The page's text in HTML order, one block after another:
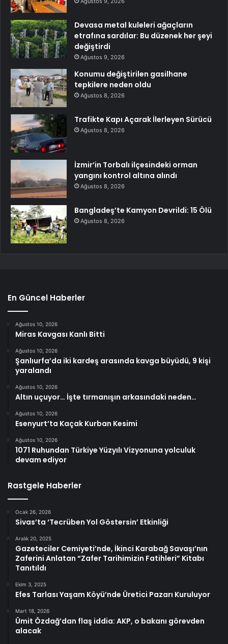
Devasa metal kuleleri ağaçların
etrafına sardılar: Bu düzenek her şeyi
değiştirdi
Ağustos 9, 2026
Konumu değiştirilen gasilhane
tepkilere neden oldu
Ağustos 8, 2026
Trafikte Kapı Açarak İlerleyen Sürücü
Ağustos 8, 2026
İzmir’in Torbalı ilçesindeki orman
yangını kontrol altına alındı
Ağustos 8, 2026
Bangladeş’te Kamyon Devrildi: 15 Ölü
Ağustos 8, 2026
En Güncel Haberler
Ağustos 10, 2026
Miras Kavgası Kanlı Bitti
Ağustos 10, 2026
Şanlıurfa’da iki kardeş arasında kavga büyüdü, 9 kişi
yaralandı
Ağustos 10, 2026
Altın uçuyor… İşte tırmanışın arkasındaki neden…
Ağustos 10, 2026
Esenyurt’ta Kaçak Kurban Kesimi
Ağustos 10, 2026
1071 Ruhundan Türkiye Yüzyılı Vizyonuna yolculuk
devam ediyor
Rastgele Haberler
Ocak 26, 2026
Sivas’ta ‘Tecrüben Yol Göstersin’ Etkinliği
Aralık 20, 2025
Gazeteciler Cemiyeti’nde, İkinci Karabağ Savaşı’nın
Zaferini Anlatan “Zafer Tarihimizin Fatihleri” Kitabı
Tanıtıldı
Ekim 3, 2025
Efes Tarlası Yaşam Köyü’nde Üretici Pazarı Kuruluyor
Mart 18, 2026
Ümit Özdağ’dan flaş iddia: AKP, o bakanı görevden
alacak